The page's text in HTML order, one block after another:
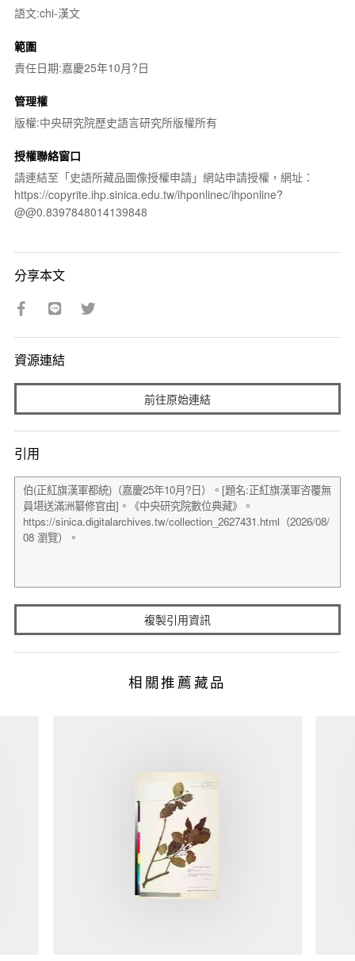
語文:chi-漢文
範圍
責任日期:嘉慶25年10月?日
管理權
版權:中央研究院歷史語言研究所版權所有
授權聯絡窗口
請連結至「史語所藏品圖像授權申請」網站申請授權，網址：
https://copyrite.ihp.sinica.edu.tw/ihponlinec/ihponline?
@@0.8397848014139848
分享本文
資源連結
前往原始連結
引用
複製引用資訊
相關推薦藏品